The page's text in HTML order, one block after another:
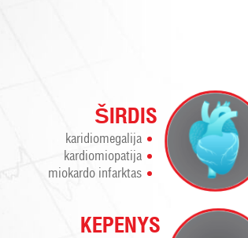
ŠIRDIS
karidiomegalija
kardiomiopatija
miokardo infarktas
KEPENYS